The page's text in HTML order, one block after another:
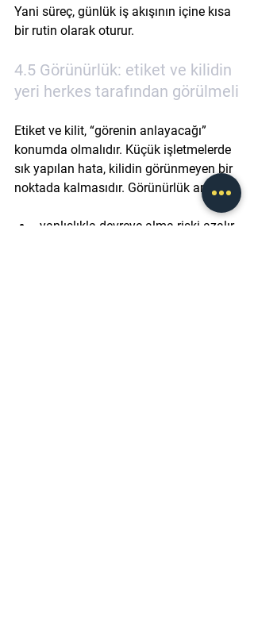
Yani süreç, günlük iş akışının içine kısa
bir rutin olarak oturur.
4.5 Görünürlük: etiket ve kilidin
yeri herkes tarafından görülmeli
Etiket ve kilit, “görenin anlayacağı”
konumda olmalıdır. Küçük işletmelerde
sık yapılan hata, kilidin görünmeyen bir
noktada kalmasıdır. Görünürlük arttıkça:
yanlışlıkla devreye alma riski azalır